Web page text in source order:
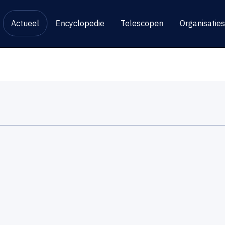
Actueel Encyclopedie Telescopen Organisaties